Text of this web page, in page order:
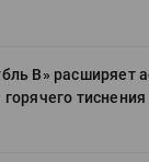
В» расширяет
горячего тиснения